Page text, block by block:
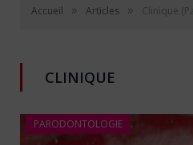
Accueil » Articles » Clinique
CLINIQUE
PARODONTOLOGIE